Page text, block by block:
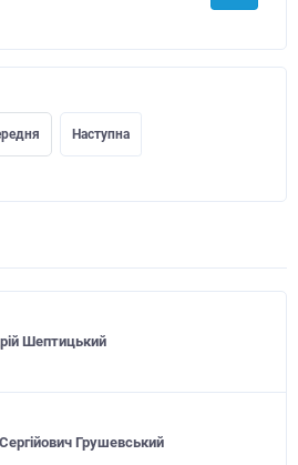
Наступна
Шептицький
Грушевський